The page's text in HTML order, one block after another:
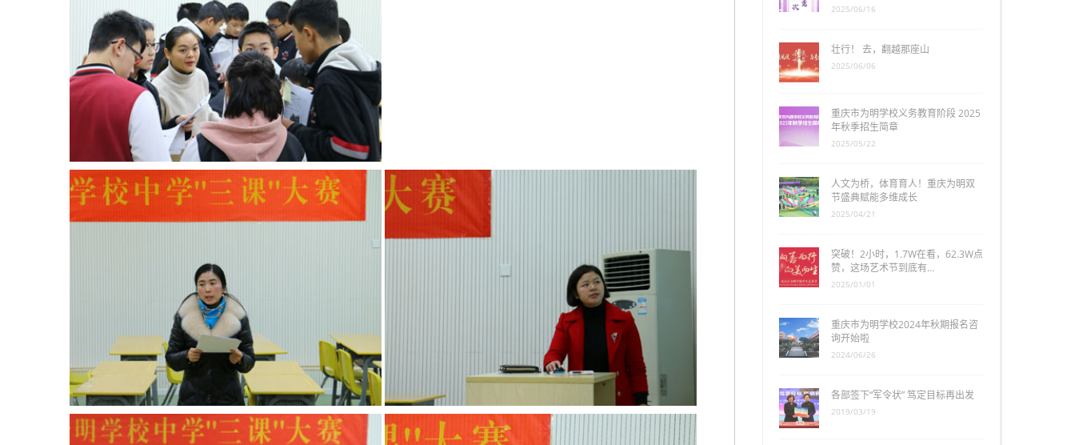
2025/06/16
壮行！ 去，翻越那座山
2025/06/06
重庆市为明学校义务教育阶段 2025
年秋季招生简章
2025/05/22
人文为桥，体育育人！重庆为明双
节盛典赋能多维成长
2025/04/21
突破！2小时，1.7W在看，62.3W点
赞，这场艺术节到底有…
2025/01/01
重庆市为明学校2024年秋期报名咨
询开始啦
2024/06/26
各部签下“军令状” 笃定目标再出发
2019/03/19